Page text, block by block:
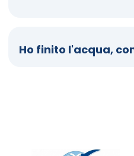
Ho finito l'acqua,